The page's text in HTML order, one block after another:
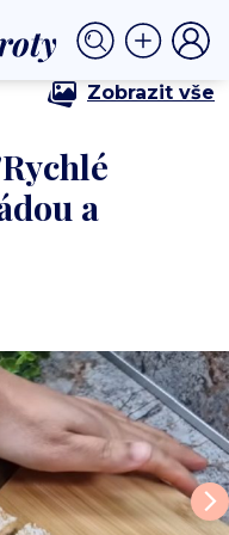
a kokosem
Zobrazit vše
a